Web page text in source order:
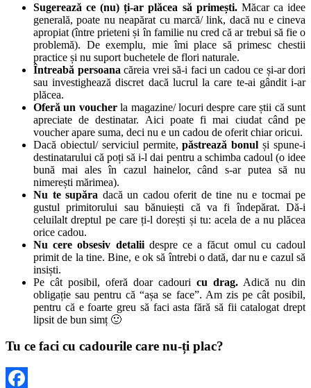
Sugerează ce (nu) ți-ar plăcea să primești.Măcar ca idee
generală, poate nu neapărat cu marcă/ link, dacă nu e cineva
apropiat (între prieteni și în familie nu cred că ar trebui să fie o
problemă). De exemplu, mie îmi place să primesc chestii
practice și nu suport buchetele de flori naturale.
Întreabă persoana căreia vrei să-i faci un cadou ce și-ar dori
sau investighează discret dacă lucrul la care te-ai gândit i-ar
plăcea.
Oferă un voucherla magazine/ locuri despre care știi că sunt
apreciate de destinatar. Aici poate fi mai ciudat când pe
voucher apare suma, deci nu e un cadou de oferit chiar oricui.
Dacă obiectul/ serviciul permite,păstrează bonul și spune-i
destinatarului că poți să i-l dai pentru a schimba cadoul (o idee
bună mai ales în cazul hainelor, când s-ar putea să nu
nimerești mărimea).
Nu te supăra dacă un cadou oferit de tine nu e tocmai pe
gustul primitorului sau bănuiești că va fi îndepărat. Dă-i
celuilalt dreptul pe care ți-l dorești și tu: acela de a nu plăcea
orice cadou.
Nu cere obsesiv detaliidespre ce a făcut omul cu cadoul
primit de la tine. Bine, e ok să întrebi o dată, dar nu e cazul să
insiști.
Pe cât posibil, oferă doar cadouri cu drag. Adică nu din
obligație sau pentru că “așa se face”. Am zis pe cât posibil,
pentru că e foarte greu să faci asta fără să fii catalogat drept
lipsit de bun simț 🙂
Tu ce faci cu cadourile care nu-ți plac?